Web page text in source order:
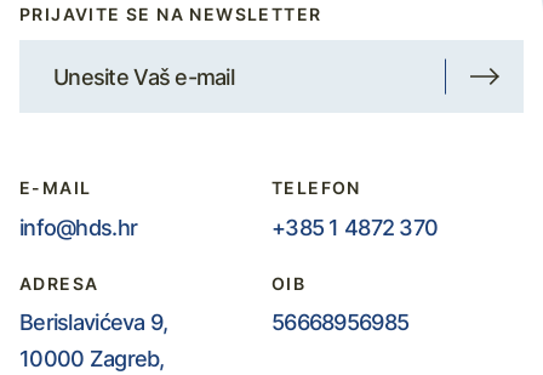
PRIJAVITE SE NA NEWSLETTER
E-MAIL
info@hds.hr
TELEFON
+385 1 4872 370
ADRESA
Berislavićeva 9,
10000 Zagreb,
OIB
56668956985